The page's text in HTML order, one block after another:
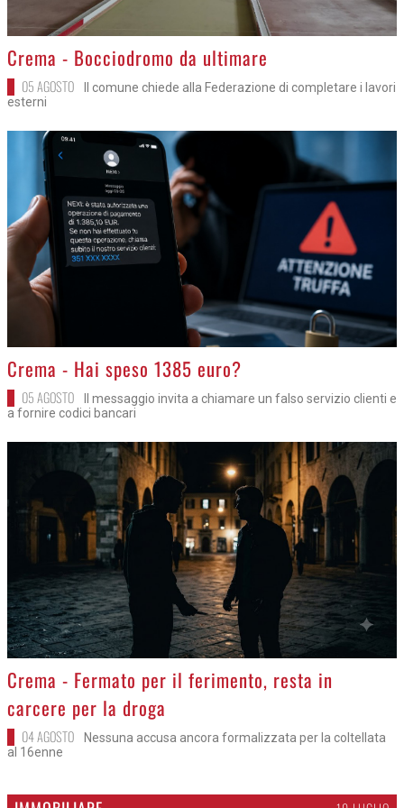
>
Crema - Bocciodromo da ultimare
05 AGOSTO
Il comune chiede alla Federazione di completare i lavori
esterni
>
Crema - Hai speso 1385 euro?
05 AGOSTO
Il messaggio invita a chiamare un falso servizio clienti e
a fornire codici bancari
>
Crema - Fermato per il ferimento, resta in
carcere per la droga
04 AGOSTO
Nessuna accusa ancora formalizzata per la coltellata
al 16enne